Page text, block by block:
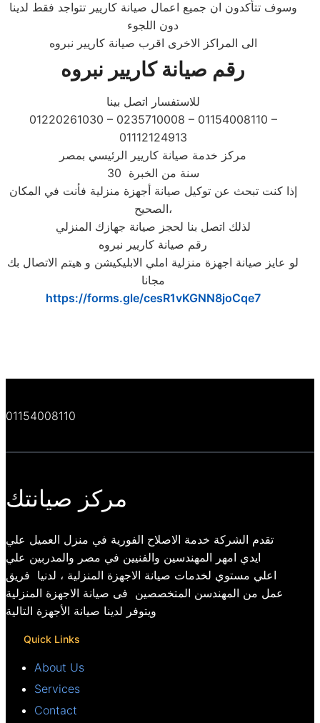
وسوف تتأكدون ان جميع اعمال صيانة كاريير تتواجد فقط لدينا
دون اللجوء
الى المراكز الاخرى اقرب صيانة كاريير نبروه
رقم صيانة كاريير نبروه
للاستفسار اتصل بينا
01220261030 – 0235710008 – 01154008110 –
01112124913
مركز خدمة صيانة كاريير الرئيسي بمصر
30 سنة من الخبرة
إذا كنت تبحث عن توكيل صيانة أجهزة منزلية فأنت في المكان
الصحيح،
لذلك اتصل بنا لحجز صيانة جهازك المنزلي
رقم صيانة كاريير نبروه
لو عايز صيانة اجهزة منزلية املي الابليكيشن و هيتم الاتصال بك
مجانا
https://forms.gle/cesR1vKGNN8joCqe7
01154008110
مركز صيانتك
تقدم الشركة خدمة الاصلاح الفورية في منزل العميل علي
ايدي امهر المهندسين والفنيين في مصر والمدربين علي
اعلي مستوي لخدمات صيانة الاجهزة المنزلية ، لدنيا فريق
عمل من المهندسن المتخصصين فى صيانة الاجهزة المنزلية
ويتوفر لدينا صيانة الأجهزة التالية
Quick Links
About Us
Services
Contact